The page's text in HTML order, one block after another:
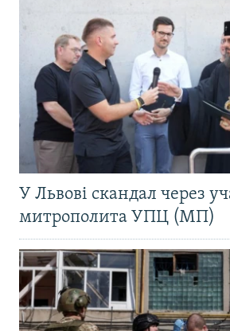
У Львові скандал через
митрополита УПЦ (МП)